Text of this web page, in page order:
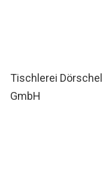
Tischlerei Dörschel
GmbH